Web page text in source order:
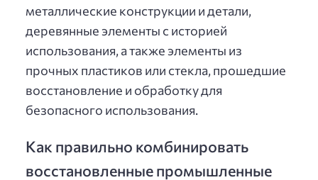
металлические конструкции и детали,
деревянные элементы с историей
использования, а также элементы из
прочных пластиков или стекла, прошедшие
восстановление и обработку для
безопасного использования.
Как правильно комбинировать
восстановленные промышленные